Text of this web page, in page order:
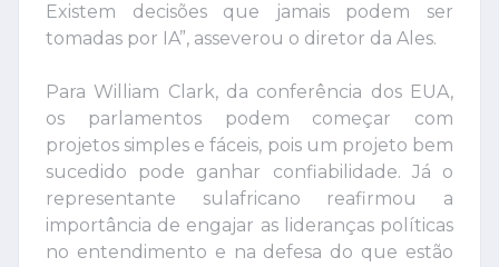
Existem decisões que jamais podem ser
tomadas por IA”, asseverou o diretor da Ales.
Para William Clark, da conferência dos EUA,
os parlamentos podem começar com
projetos simples e fáceis, pois um projeto bem
sucedido pode ganhar confiabilidade. Já o
representante sulafricano reafirmou a
importância de engajar as lideranças políticas
no entendimento e na defesa do que estão